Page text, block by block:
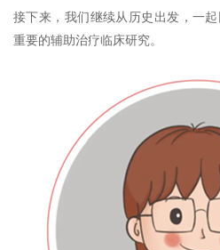
接下来，我们继续从历史出发，一
重要的辅助治疗临床研究。